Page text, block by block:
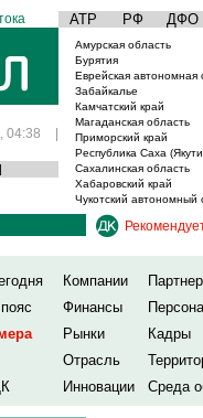
АТР РФ ДФО
04:38 |
|
Амурская область
Бурятия
Еврейская автономная
Забайкалье
Камчатский край
Магаданская область
Приморский край
Республика Саха
Сахалинская область
Хабаровский край
Чукотский автономный
Компании
Финансы Персона
Рынки Кадры
Отрасль
Инновации Среда